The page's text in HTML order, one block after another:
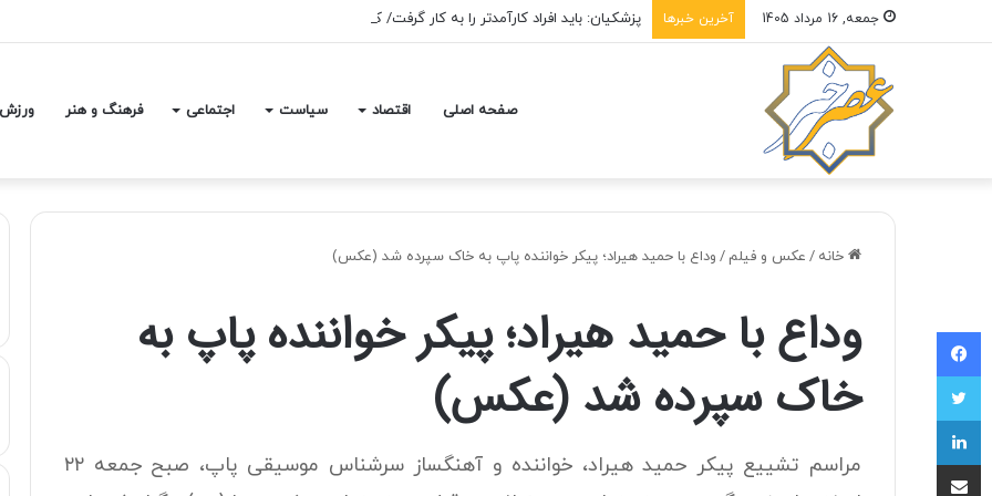
جمعه, 16 مرداد 1405 آخرین خبرها پزشکیان: باید افراد کارآمدتر را به کار گرفت/ کاری می کنیم در معیشت مردم مشکلی پیش نیاید
صفحه اصلی اقتصاد سیاست اجتماعی فرهنگ و هنر ورزش
خانه / عکس و فیلم / وداع با حمید هیراد؛ پیکر خواننده پاپ به خاک سپرده شد (عکس)
وداع با حمید هیراد؛ پیکر خواننده پاپ به
خاک سپرده شد (عکس)
مراسم تشییع پیکر حمید هیراد، خواننده و آهنگساز سرشناس موسیقی پاپ، صبح جمعه ۲۲